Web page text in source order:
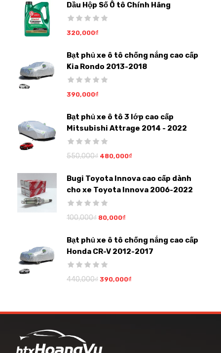
Dầu Hộp Số Ô tô Chính Hãng
320,000₫
Bạt phủ xe ô tô chống nắng cao cấp
Kia Rondo 2013-2018
390,000₫
Bạt phủ xe ô tô 3 lớp cao cấp
Mitsubishi Attrage 2014 - 2022
550,000₫ 480,000₫
Bugi Toyota Innova cao cấp dành
cho xe Toyota Innova 2006-2022
100,000₫ 80,000₫
Bạt phủ xe ô tô chống nắng cao cấp
Honda CR-V 2012-2017
440,000₫ 390,000₫